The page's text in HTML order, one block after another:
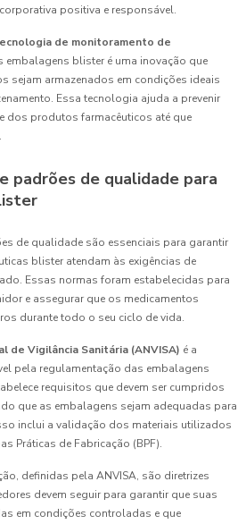
positiva e responsável.
de monitoramento de
embalagens blister é uma inovação que
sejam armazenados em condições ideais
Essa tecnologia ajuda a prevenir
dos produtos farmacêuticos até que
padrões de qualidade para
de qualidade são essenciais para garantir
blister atendam às exigências de
Essas normas foram estabelecidas para
e assegurar que os medicamentos
durante todo o seu ciclo de vida.
de Vigilância Sanitária (ANVISA) é a
pela regulamentação das embalagens
requisitos que devem ser cumpridos
que as embalagens sejam adequadas para
inclui a validação dos materiais utilizados
Práticas de Fabricação (BPF).
definidas pela ANVISA, são diretrizes
devem seguir para garantir que suas
em condições controladas e que